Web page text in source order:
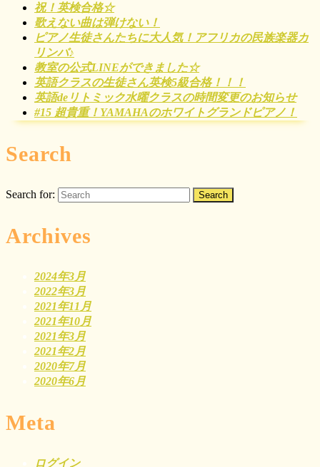
祝！英検合格☆
歌えない曲は弾けない！
ピアノ生徒さんたちに大人気！アフリカの民族楽器カ
リンバ♪
教室の公式LINEができました☆
英語クラスの生徒さん英検5級合格！！！
英語deリトミック水曜クラスの時間変更のお知らせ
#15 超貴重！YAMAHAのホワイトグランドピアノ！
Search
Search for:
Archives
2024年3月
2022年3月
2021年11月
2021年10月
2021年3月
2021年2月
2020年7月
2020年6月
Meta
ログイン